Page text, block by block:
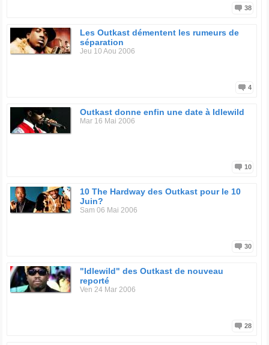
38
Les Outkast démentent les rumeurs de
séparation
Jeu 10 Aou 2006
4
Outkast donne enfin une date à Idlewild
Mar 16 Mai 2006
10
10 The Hardway des Outkast pour le 10
Juin?
Sam 06 Mai 2006
30
"Idlewild" des Outkast de nouveau
reporté
Ven 24 Mar 2006
28